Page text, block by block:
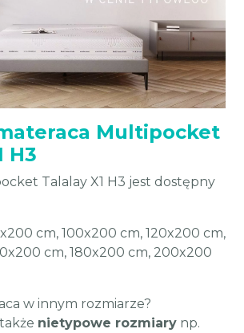
Multipocket
H3
Talalay X1 H3 jest dostępny
cm, 100x200 cm, 120x200 cm,
cm, 180x200 cm, 200x200
w innym rozmiarze?
także nietypowe rozmiary np.